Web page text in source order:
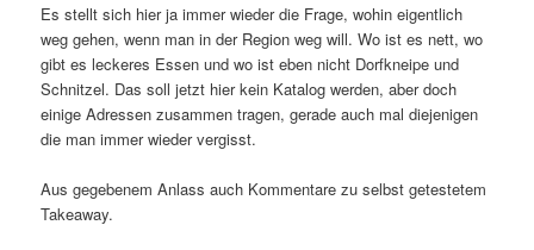
Es stellt sich hier ja immer wieder die Frage, wohin eigentlich
weg gehen, wenn man in der Region weg will. Wo ist es nett, wo
gibt es leckeres Essen und wo ist eben nicht Dorfkneipe und
Schnitzel. Das soll jetzt hier kein Katalog werden, aber doch
einige Adressen zusammen tragen, gerade auch mal diejenigen
die man immer wieder vergisst.
Aus gegebenem Anlass auch Kommentare zu selbst getestetem
Takeaway.